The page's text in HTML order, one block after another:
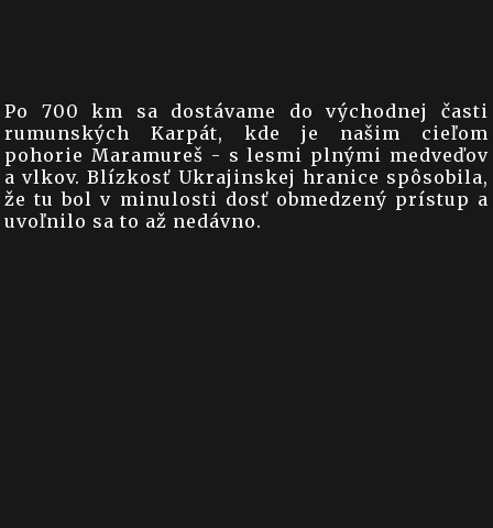
Po 700 km sa dostávame do východnej časti
rumunských Karpát, kde je našim cieľom
pohorie Maramureš - s lesmi plnými medveďov
a vlkov. Blízkosť Ukrajinskej hranice spôsobila,
že tu bol v minulosti dosť obmedzený prístup a
uvoľnilo sa to až nedávno.